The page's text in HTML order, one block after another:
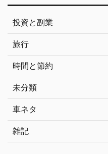
投資と副業
旅行
時間と節約
未分類
車ネタ
雑記